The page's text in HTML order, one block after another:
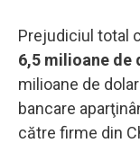
Prejudiciul total
6,5 milioane de
milioane de
bancare
către firme din